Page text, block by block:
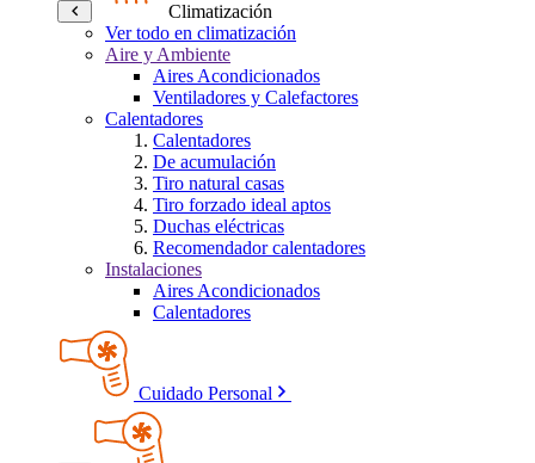
Climatización
Ver todo en climatización
Aire y Ambiente
Aires Acondicionados
Ventiladores y Calefactores
Calentadores
Calentadores
De acumulación
Tiro natural casas
Tiro forzado ideal aptos
Duchas eléctricas
Recomendador calentadores
Instalaciones
Aires Acondicionados
Calentadores
Cuidado Personal